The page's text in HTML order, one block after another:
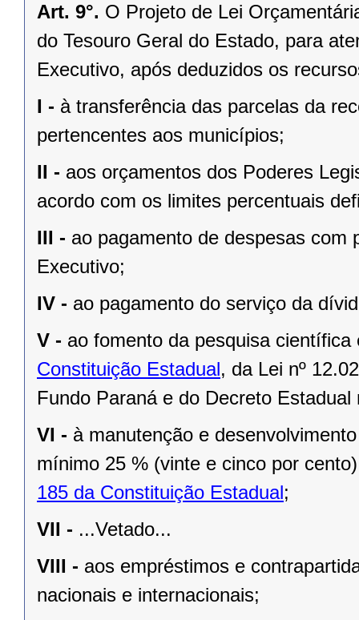
Art. 9°. O Projeto de Lei
do Tesouro Geral do Estado, para
Executivo, após deduzidos os
I - à transferência das parcelas da
pertencentes aos municípios;
II - aos orçamentos dos Poderes
acordo com os limites percentuais
III - ao pagamento de despesas com
Executivo;
IV - ao pagamento do serviço da
V - ao fomento da pesquisa
Constituição Estadual, da Lei nº
Fundo Paraná e do Decreto
VI - à manutenção e
mínimo 25 % (vinte e cinco por
185 da Constituição Estadual;
VII - ...Vetado...
VIII - aos empréstimos e
nacionais e internacionais;